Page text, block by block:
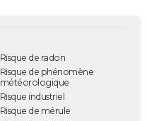
Risque de radon
Risque de phénomène
météorologique
Risque industriel
Risque de mérule